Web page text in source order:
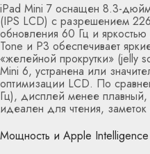
iPad Mini 7 оснащен 8.3-
(IPS LCD) с разрешением
обновления 60 Гц и
Tone и P3 обеспечивает
«желейной прокрутки» (jelly
Mini 6, устранена или
оптимизации LCD. По
Гц), дисплей менее
идеален для чтения, заметок
Мощность и Apple Intelligence